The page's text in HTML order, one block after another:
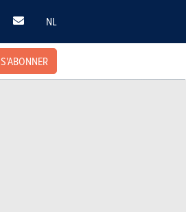
NL
S'ABONNER